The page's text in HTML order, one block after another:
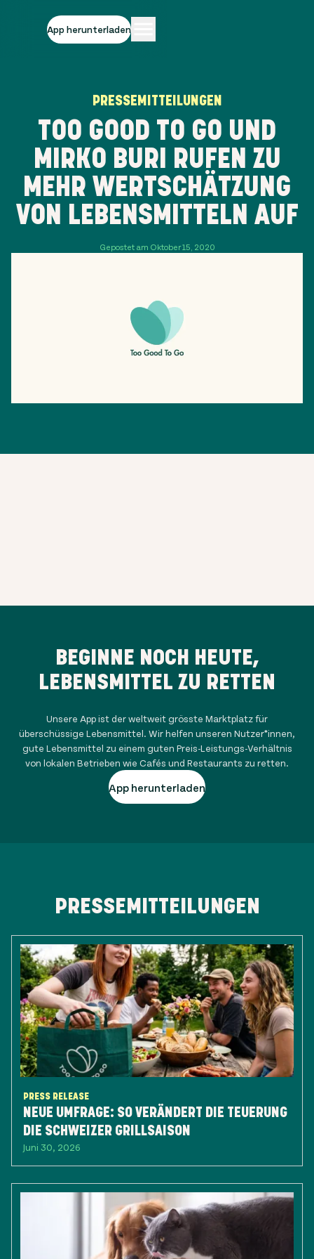
App herunterladen
PRESSEMITTEILUNGEN
TOO GOOD TO GO UND
MIRKO BURI RUFEN ZU
MEHR WERTSCHÄTZUNG
VON LEBENSMITTELN AUF
Gepostet am Oktober 15, 2020
BEGINNE NOCH HEUTE,
LEBENSMITTEL ZU RETTEN
Unsere App ist der weltweit grösste Marktplatz für
überschüssige Lebensmittel. Wir helfen unseren Nutzer*innen,
gute Lebensmittel zu einem guten Preis-Leistungs-Verhältnis
von lokalen Betrieben wie Cafés und Restaurants zu retten.
App herunterladen
PRESSEMITTEILUNGEN
PRESS RELEASE
NEUE UMFRAGE: SO VERÄNDERT DIE TEUERUNG
DIE SCHWEIZER GRILLSAISON
Juni 30, 2026